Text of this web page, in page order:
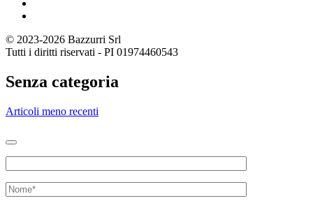
© 2023-2026 Bazzurri Srl
Tutti i diritti riservati - PI 01974460543
Senza categoria
Navigazione
Articoli meno recenti